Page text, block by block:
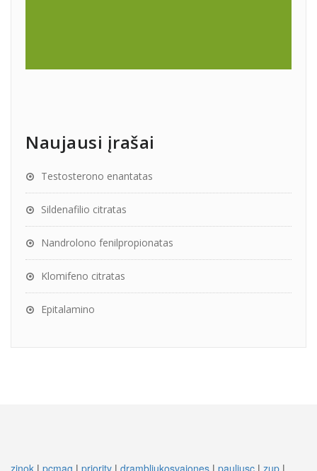
Naujausi įrašai
Testosterono enantatas
Sildenafilio citratas
Nandrolono fenilpropionatas
Klomifeno citratas
Epitalamino
zinok | pcmag | priority | drambliukosvajones | pauliusc | zup |